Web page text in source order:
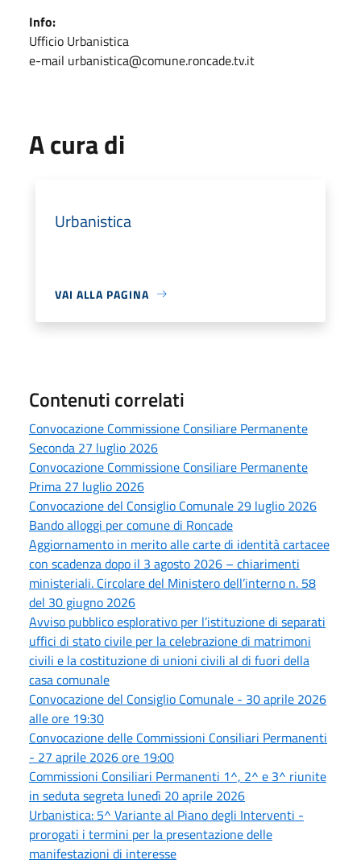
Info:
Ufficio Urbanistica
e-mail urbanistica@comune.roncade.tv.it
A cura di
Urbanistica
VAI ALLA PAGINA
Contenuti correlati
Convocazione Commissione Consiliare Permanente
Seconda 27 luglio 2026
Convocazione Commissione Consiliare Permanente
Prima 27 luglio 2026
Convocazione del Consiglio Comunale 29 luglio 2026
Bando alloggi per comune di Roncade
Aggiornamento in merito alle carte di identità cartacee
con scadenza dopo il 3 agosto 2026 – chiarimenti
ministeriali. Circolare del Ministero dell’interno n. 58
del 30 giugno 2026
Avviso pubblico esplorativo per l’istituzione di separati
uffici di stato civile per la celebrazione di matrimoni
civili e la costituzione di unioni civili al di fuori della
casa comunale
Convocazione del Consiglio Comunale - 30 aprile 2026
alle ore 19:30
Convocazione delle Commissioni Consiliari Permanenti
- 27 aprile 2026 ore 19:00
Commissioni Consiliari Permanenti 1^, 2^ e 3^ riunite
in seduta segreta lunedì 20 aprile 2026
Urbanistica: 5^ Variante al Piano degli Interventi -
prorogati i termini per la presentazione delle
manifestazioni di interesse